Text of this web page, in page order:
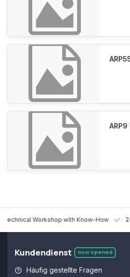
Technical Workshop with Know-How
Kundendienst now opened
Häufig gestellte Fragen